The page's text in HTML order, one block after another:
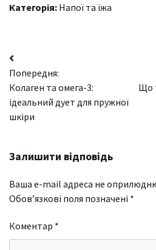
Категорія: Напої та їжа
Навігація
записів
Попередня:
Колаген та омега-3:
ідеальний дует для пружної
шкіри
Що
Залишити відповідь
Ваша e-mail адреса не
Обов’язкові поля позначені *
Коментар *